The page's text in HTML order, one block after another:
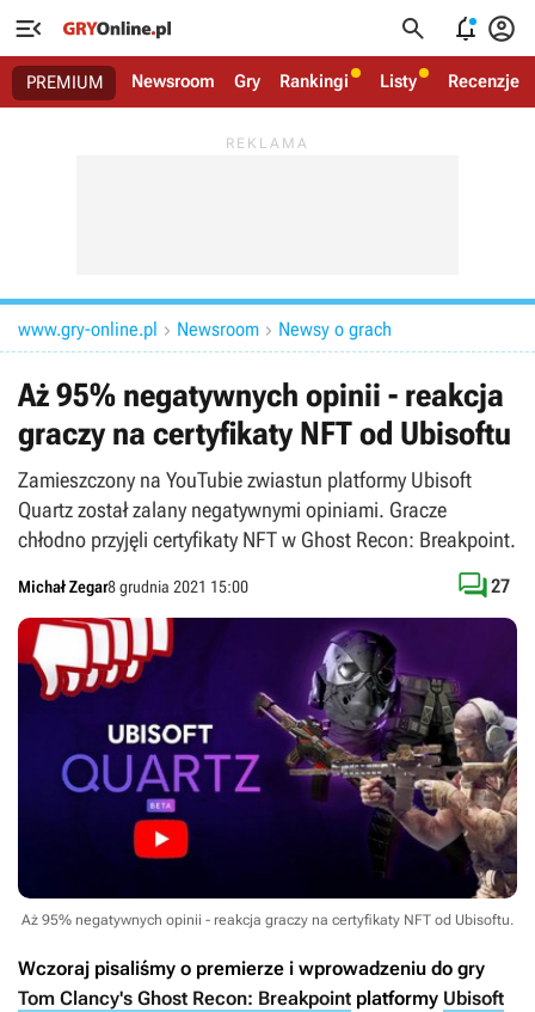
   
PREMIUM Newsroom Gry Rankingi Listy Recenzje
www.gry-online.pl  Newsroom  Newsy o grach
Aż 95% negatywnych opinii - reakcja
graczy na certyfikaty NFT od Ubisoftu
Zamieszczony na YouTubie zwiastun platformy Ubisoft
Quartz został zalany negatywnymi opiniami. Gracze
chłodno przyjęli certyfikaty NFT w Ghost Recon: Breakpoint.
Michał Zegar8 grudnia 2021 15:00 27
Aż 95% negatywnych opinii - reakcja graczy na certyfikaty NFT od Ubisoftu.
Wczoraj pisaliśmy o premierze i wprowadzeniu do gry
Tom Clancy's Ghost Recon: Breakpoint platformy Ubisoft